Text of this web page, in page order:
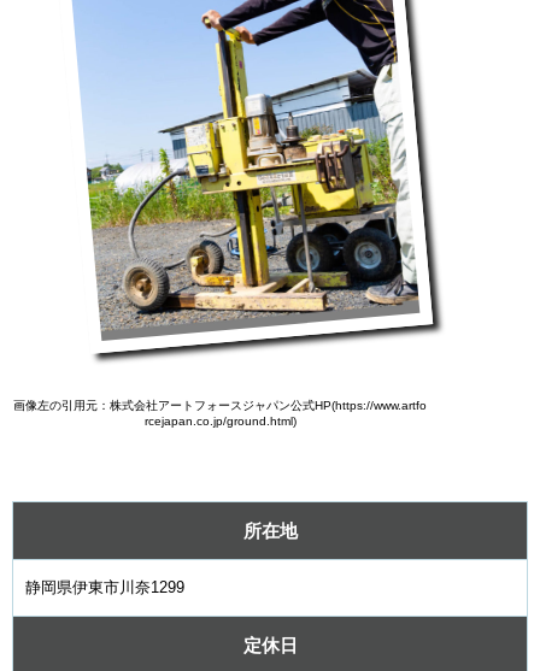
画像左の引用元：株式会社アートフォースジャパン公式HP(https://www.artfo
rcejapan.co.jp/ground.html)
所在地
静岡県伊東市川奈1299
定休日